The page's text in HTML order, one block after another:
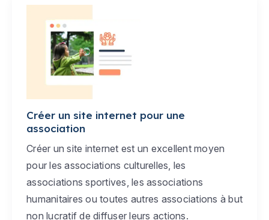
Créer un site internet pour une
association
Créer un site internet est un excellent moyen
pour les associations culturelles, les
associations sportives, les associations
humanitaires ou toutes autres associations à but
non lucratif de diffuser leurs actions.